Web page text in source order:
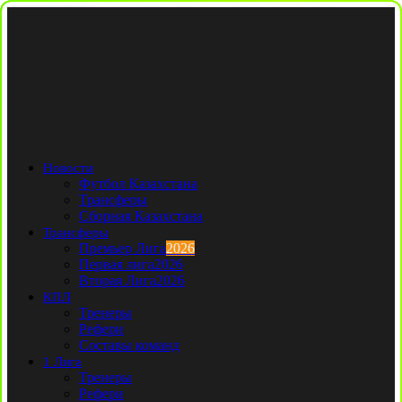
Новости
Футбол Казахстана
Трансферы
Сборная Казахстана
Трансферы
Премьер Лига2026
Первая лига2026
Вторая Лига2026
КПЛ
Тренеры
Рефери
Составы команд
1 Лига
Тренеры
Рефери